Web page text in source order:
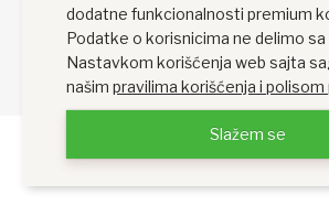
dodatne funkcionalnosti premium
Podatke o korisnicima ne delimo
Nastavkom korišćenja web sajta
našim pravilima korišćenja i
Slažem se